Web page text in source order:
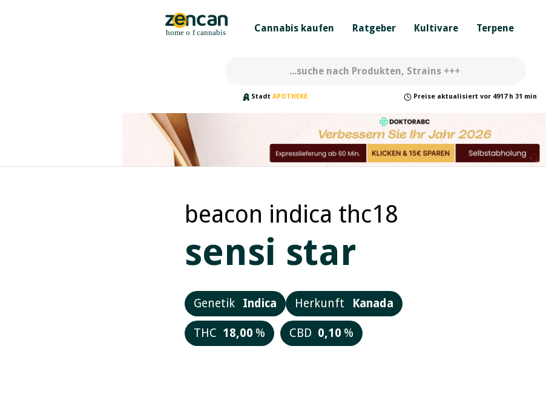
Cannabis kaufen Ratgeber Kultivare Terpene
Stadt APOTHEKE Preise aktualisiert vor 4917 h 31 min
beacon indica thc18
sensi star
Genetik Indica Herkunft Kanada
THC 18,00 % CBD 0,10 %